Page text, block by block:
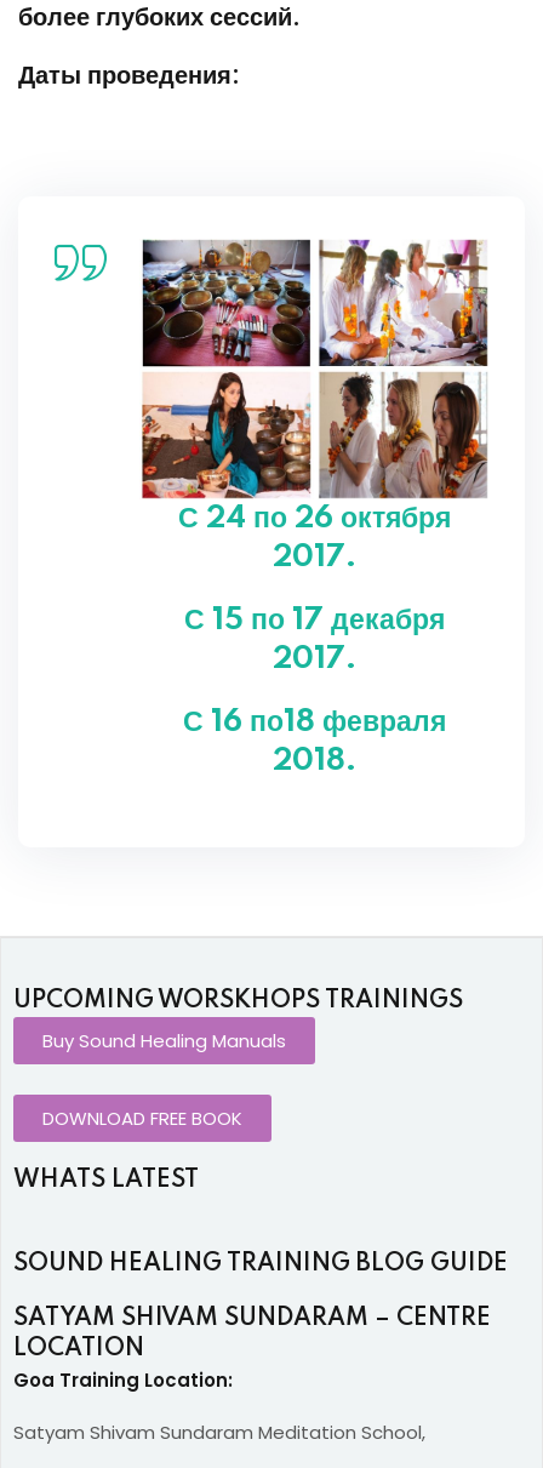
более глубоких сессий.
Даты проведения:
С 24 по 26 октября
2017.
С 15 по 17 декабря
2017.
С 16 по18 февраля
2018.
UPCOMING WORSKHOPS TRAININGS
Buy Sound Healing Manuals
DOWNLOAD FREE BOOK
WHATS LATEST
SOUND HEALING TRAINING BLOG GUIDE
SATYAM SHIVAM SUNDARAM – CENTRE
LOCATION
Goa Training Location:
Satyam Shivam Sundaram Meditation School,